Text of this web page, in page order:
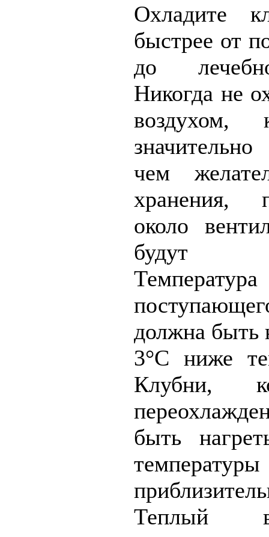
Охладите
быстрее от
до
Никогда не
воздухом,
чем
хранения,
около
будут
должна быть
3°C ниже
Клубни,
быть
Теплый